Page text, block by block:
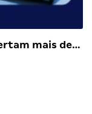
mais de…